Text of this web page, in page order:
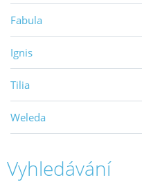
Fabula
Ignis
Tilia
Weleda
Vyhledávání